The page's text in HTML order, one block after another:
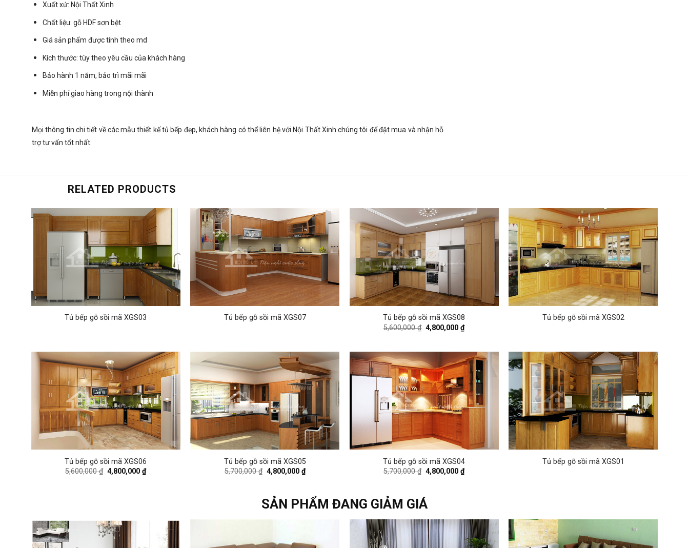
Xuất xứ: Nội Thất Xinh
Chất liệu: gỗ HDF sơn bệt
Giá sản phẩm được tính theo md
Kích thước: tùy theo yêu cầu của khách hàng
Bảo hành 1 năm, bảo trì mãi mãi
Miễn phí giao hàng trong nội thành
Mọi thông tin chi tiết về các mẫu thiết kế tủ bếp đẹp, khách hàng có thể liên hệ với Nội Thất Xinh chúng tôi để đặt mua và nhận hỗ
trợ tư vấn tốt nhất.
RELATED PRODUCTS
Tủ bếp gỗ sồi mã XGS03 Tủ bếp gỗ sồi mã XGS07
Tủ bếp gỗ sồi mã XGS08
5,600,000₫ Original
price
4,800,000₫Current
price
Tủ bếp gỗ sồi mã XGS02
Tủ bếp gỗ sồi mã XGS06
5,600,000₫ Original
price
4,800,000₫Current
price
Tủ bếp gỗ sồi mã XGS05
5,700,000₫ Original
price
4,800,000 ₫Current
price
Tủ bếp gỗ sồi mã XGS04
5,700,000₫ Original
price
4,800,000₫Current
price
Tủ bếp gỗ sồi mã XGS01
SẢN PHẨM ĐANG GIẢM GIÁ